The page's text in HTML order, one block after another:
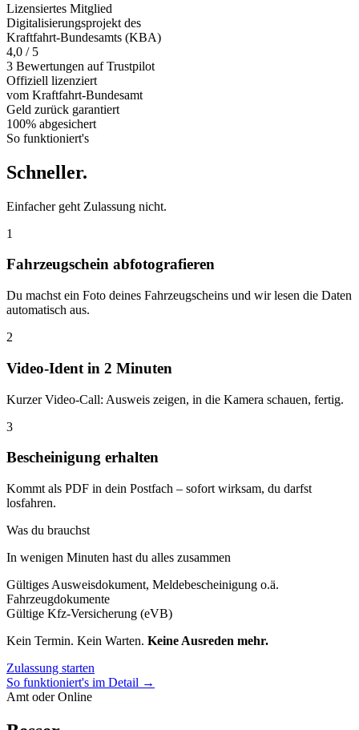
Lizensiertes Mitglied
Digitalisierungsprojekt des
Kraftfahrt-Bundesamts (KBA)
4,0 / 5
3 Bewertungen auf Trustpilot
Offiziell lizenziert
vom Kraftfahrt-Bundesamt
Geld zurück garantiert
100% abgesichert
So funktioniert's
Schneller.
Einfacher geht Zulassung nicht.
1
Fahrzeugschein abfotografieren
Du machst ein Foto deines Fahrzeugscheins und wir lesen die Daten
automatisch aus.
2
Video-Ident in 2 Minuten
Kurzer Video-Call: Ausweis zeigen, in die Kamera schauen, fertig.
3
Bescheinigung erhalten
Kommt als PDF in dein Postfach – sofort wirksam, du darfst
losfahren.
Was du brauchst
In wenigen Minuten hast du alles zusammen
Gültiges Ausweisdokument, Meldebescheinigung o.ä.
Fahrzeugdokumente
Gültige Kfz-Versicherung (eVB)
Kein Termin. Kein Warten. Keine Ausreden mehr.
Zulassung starten
So funktioniert's im Detail →
Amt oder Online